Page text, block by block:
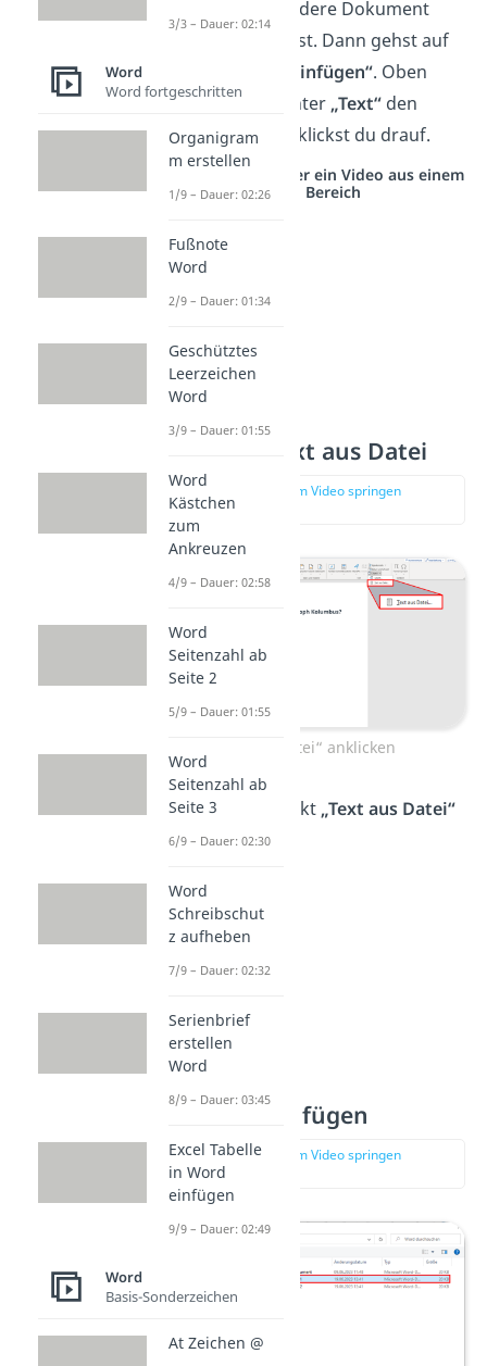
Stelle, wo du das andere Dokument
hinzufügen möchtest. Dann gehst auf
die Registerkarte
Einfügen“. Oben
rechts findest du unter„Text“den
Punkt„Objekt“ . Da klickst du drauf.
Studyflix vernetzt: Hier ein Video aus einem
anderen Bereich
Schritt 2 — Text aus Datei
zur Stelle im Video springen
(00:34)
„Text aus Datei“ anklicken
Wähle jetzt den Punkt „Text aus Datei“
aus.
Schritt 3 — Einfügen
zur Stelle im Video springen
3/3 – Dauer: 02:14
Word
Word fortgeschritten
Organigram
m erstellen
1/9 – Dauer: 02:26
Fußnote
Word
2/9 – Dauer: 01:34
Geschütztes
Leerzeichen
Word
3/9 – Dauer: 01:55
Word
Kästchen
zum
Ankreuzen
4/9 – Dauer: 02:58
Word
Seitenzahl ab
Seite 2
5/9 – Dauer: 01:55
Word
Seitenzahl ab
Seite 3
6/9 – Dauer: 02:30
Word
Schreibschut
z aufheben
7/9 – Dauer: 02:32
Serienbrief
erstellen
Word
8/9 – Dauer: 03:45
Excel Tabelle
in Word
einfügen
9/9 – Dauer: 02:49
Word
Basis-Sonderzeichen
At Zeichen @